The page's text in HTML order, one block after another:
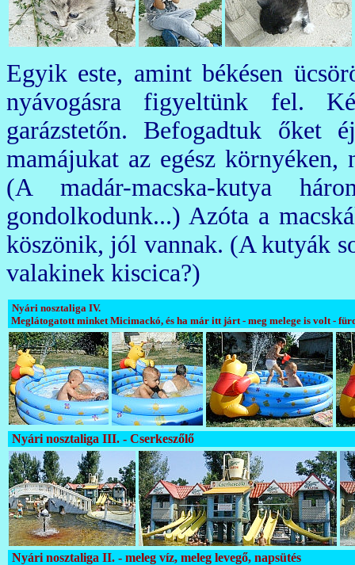
Egyik este, amint békésen
nyávogásra figyeltünk fel.
garázstetőn. Befogadtuk őket
mamájukat az egész
(A madár-macska-kutya
gondolkodunk...) Azóta a
köszönik, jól vannak. (A kutyák
valakinek kiscica?)
Nyári nosztaliga IV.
Meglátogatott minket Micimackó, és ha már itt járt - meg melege is volt -
Nyári nosztaliga III. - Cserkeszőlő
Nyári nosztaliga II. - meleg víz, meleg levegő, napsütés